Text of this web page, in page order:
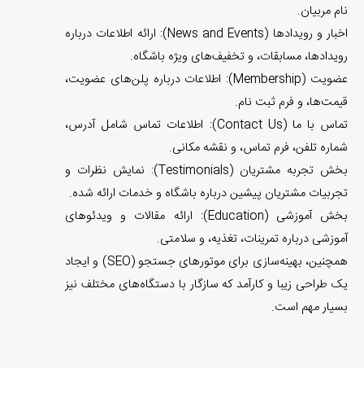
نام مربیان.
اخبار و رویدادها (News and Events): ارائه اطلاعات درباره
رویدادها، مسابقات، و تخفیف‌های ویژه باشگاه.
عضویت (Membership): اطلاعات درباره پلن‌های عضویت،
قیمت‌ها، و فرم ثبت نام.
تماس با ما (Contact Us): اطلاعات تماس شامل آدرس،
شماره تلفن، فرم تماس، و نقشه مکانی.
بخش تجربه مشتریان (Testimonials): نمایش نظرات و
تجربیات مشتریان پیشین درباره باشگاه و خدمات ارائه شده.
بخش آموزشی (Education): ارائه مقالات و ویدئوهای
آموزشی درباره تمرینات، تغذیه، و سلامتی.
همچنین، بهینه‌سازی برای موتورهای جستجو (SEO) و ایجاد
یک طراحی زیبا و کارآمد که سازگار با دستگاه‌های مختلف نیز
بسیار مهم است.